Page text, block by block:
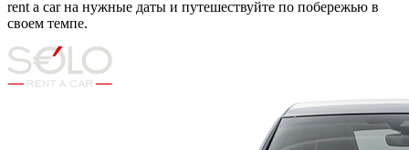
rent a car на нужные даты и путешествуйте по побережью в
своем темпе.